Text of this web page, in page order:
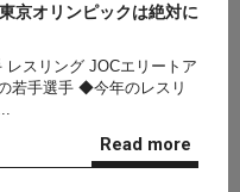
京オリンピックは絶対に
レスリング JOCエリートア
若手選手 ◆今年のレスリ
Read more